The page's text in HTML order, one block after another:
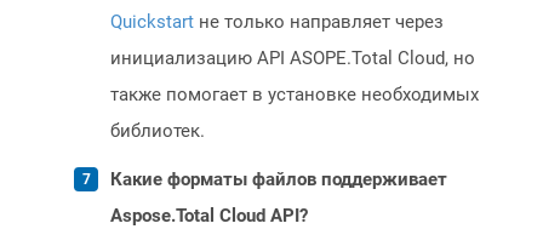
Quickstart не только направляет через
инициализацию API ASOPE.Total Cloud, но
также помогает в установке необходимых
библиотек.
Какие форматы файлов поддерживает
Aspose.Total Cloud API?